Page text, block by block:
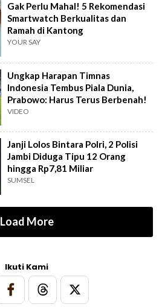
Gak Perlu Mahal! 5 Rekomendasi
Smartwatch Berkualitas dan
Ramah di Kantong
YOUR SAY
Ungkap Harapan Timnas
Indonesia Tembus Piala Dunia,
Prabowo: Harus Terus Berbenah!
VIDEO
Janji Lolos Bintara Polri, 2 Polisi
Jambi Diduga Tipu 12 Orang
hingga Rp7,81 Miliar
SUMSEL
Load More
Ikuti Kami